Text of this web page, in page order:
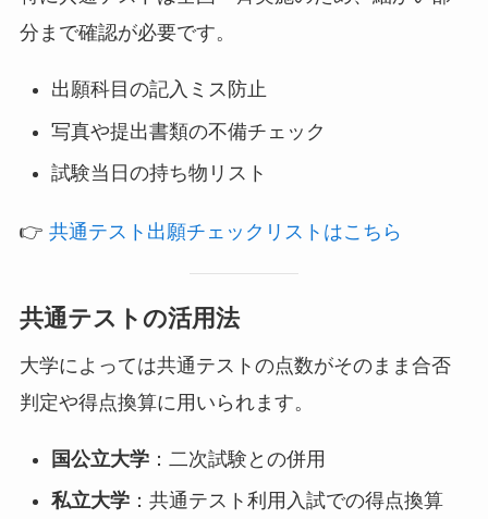
分まで確認が必要です。
出願科目の記入ミス防止
写真や提出書類の不備チェック
試験当日の持ち物リスト
👉 共通テスト出願チェックリストはこちら
共通テストの活用法
大学によっては共通テストの点数がそのまま合否
判定や得点換算に用いられます。
国公立大学：二次試験との併用
私立大学：共通テスト利用入試での得点換算